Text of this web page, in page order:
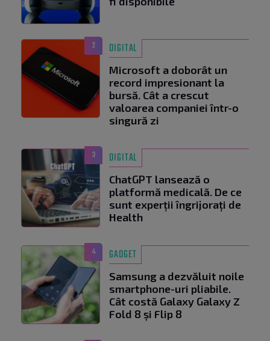
2 DIGITAL
Microsoft a doborât un
record impresionant la
bursă. Cât a crescut
valoarea companiei într-o
singură zi
3 DIGITAL
ChatGPT lansează o
platformă medicală. De ce
sunt experții îngrijorați de
Health
4 GADGET
Samsung a dezvăluit noile
smartphone-uri pliabile.
Cât costă Galaxy Galaxy Z
Fold 8 și Flip 8